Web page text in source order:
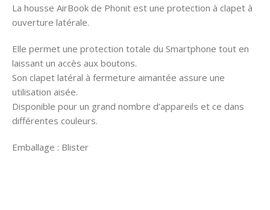
La housse AirBook de Phonit est une protection à clapet à
ouverture latérale.
Elle permet une protection totale du Smartphone tout en
laissant un accès aux boutons.
Son clapet latéral à fermeture aimantée assure une
utilisation aisée.
Disponible pour un grand nombre d’appareils et ce dans
différentes couleurs.
Emballage : Blister